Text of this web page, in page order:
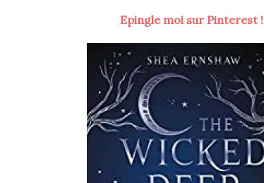
Epingle moi sur Pinterest !